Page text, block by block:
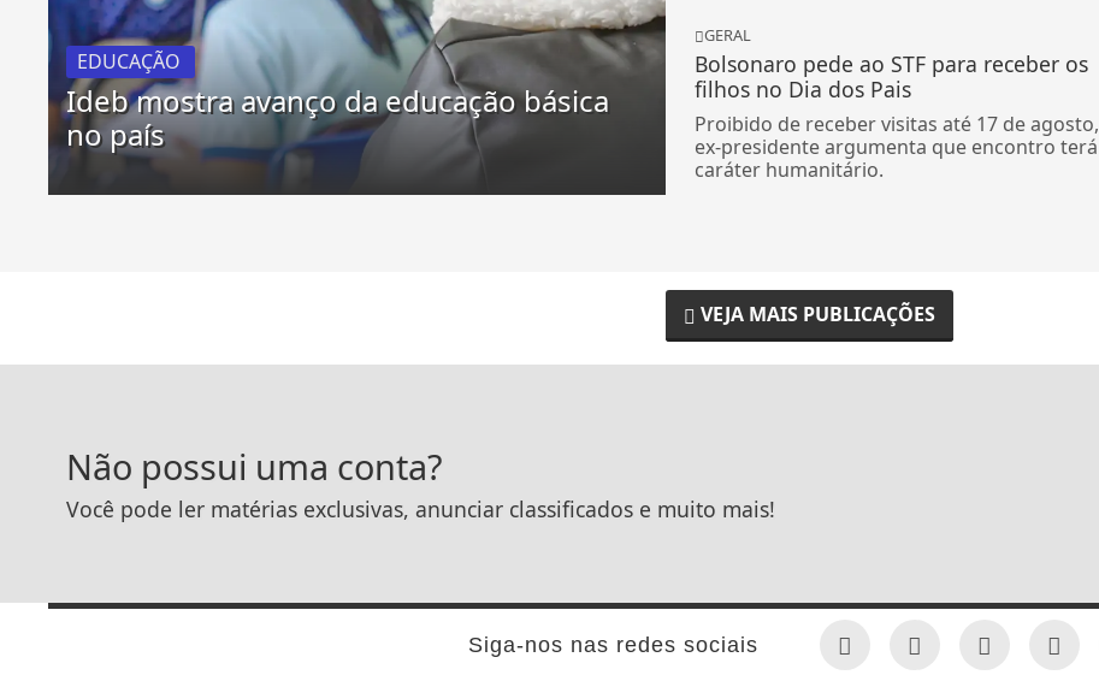
EDUCAÇÃO
Ideb mostra avanço da educação básica
no país
GERAL
Bolsonaro pede ao STF para receber os
filhos no Dia dos Pais
Proibido de receber visitas até 17 de agosto,
ex-presidente argumenta que encontro terá
caráter humanitário.
VEJA MAIS PUBLICAÇÕES
Não possui uma conta?
Você pode ler matérias exclusivas, anunciar classificados e muito mais!
Siga-nos nas redes sociais